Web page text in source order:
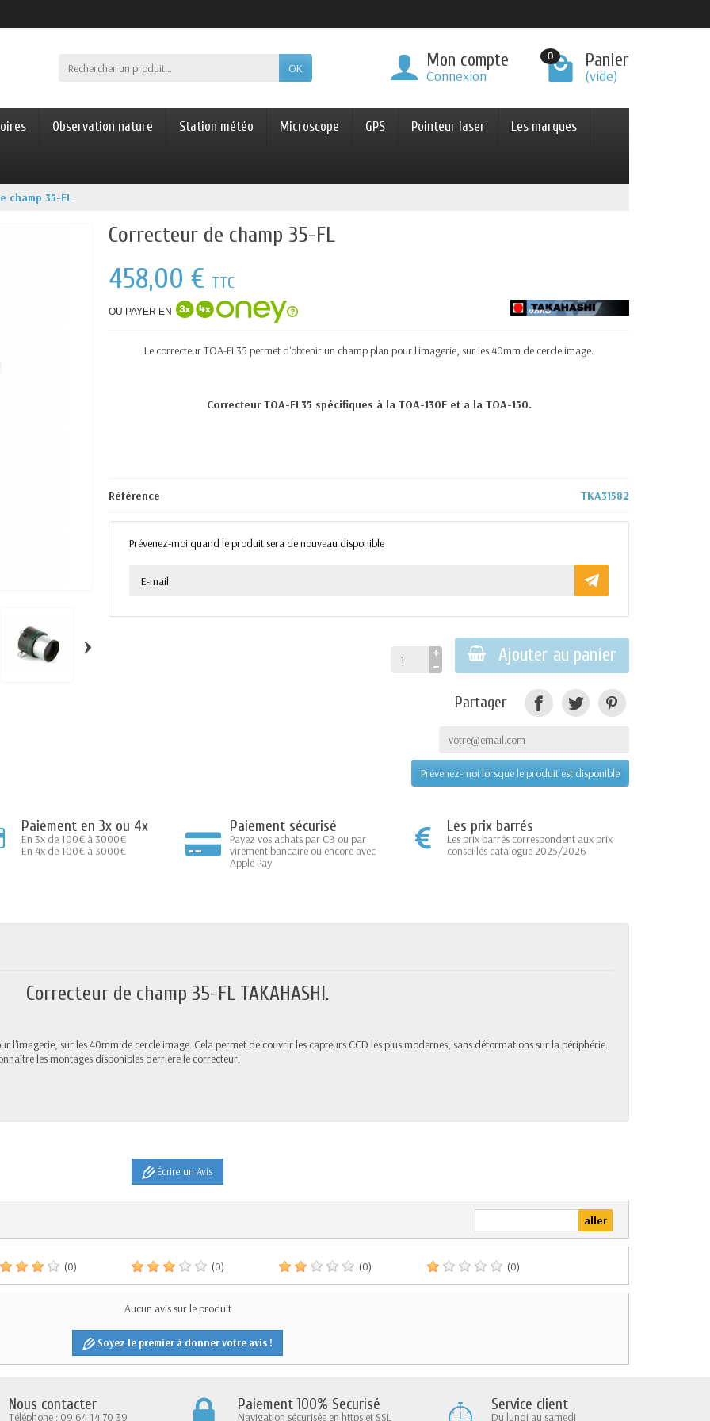
OK Mon compte
Connexion
0 Panier
(vide)
Observation nature Station météo Microscope GPS Pointeur laser Les marques
champ 35-FL
›
Correcteur de champ 35-FL
458,00 € TTC
OU PAYER EN
Le correcteur TOA-FL35 permet d'obtenir un champ plan pour l'imagerie, sur les 40mm de cercle image.
Correcteur TOA-FL35 spécifiques à la TOA-130F et a la TOA-150.
Référence TKA31582
Prévenez-moi quand le produit sera de nouveau disponible
Ajouter au panier
Partager
Prévenez-moi lorsque le produit est disponible
Paiement en 3x ou 4x
En 3x de 100€ à 3000€
En 4x de 100€ à 3000€
Paiement sécurisé
Payez vos achats par CB ou par
virement bancaire ou encore avec
Apple Pay
Les prix barrés
Les prix barrés correspondent aux prix
conseillés catalogue 2025/2026
Correcteur de champ 35-FL TAKAHASHI.
l'imagerie, sur les 40mm de cercle image. Cela permet de couvrir les capteurs CCD les plus modernes, sans déformations sur la périphérie.
les montages disponibles derrière le correcteur.
Écrire un Avis
(0) (0) (0) (0)
Aucun avis sur le produit
Soyez le premier à donner votre avis !
Nous contacter
Téléphone : 09 64 14 70 39
Paiement 100% Securisé
Navigation sécurisée en https et SSL
Service client
Du lundi au samedi